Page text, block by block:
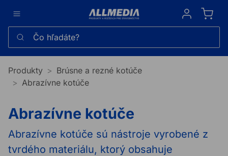
Sign in
Čo hľadáte?
Produkty
Brúsne a rezné kotúče
Abrazívne kotúče
Abrazívne kotúče
Abrazívne kotúče sú nástroje vyrobené z
tvrdého materiálu, ktorý obsahuje